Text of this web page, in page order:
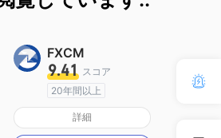
FXCM
9.41 スコア
20年間以上
オーストラリア規制
マーケットメイキングライセンス（MM）
詳細